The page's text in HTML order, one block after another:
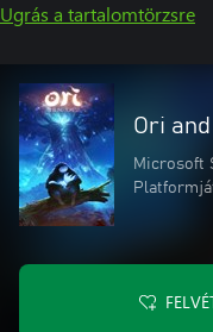
Ugrás a tartalomtörzsre
Ori
Microsoft